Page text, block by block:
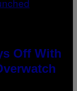
Off With